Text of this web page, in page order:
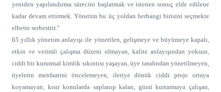
yeniden yapılandırma sürecini başlatmak ve istenen sonuç elde edilene
kadar devam ettirmek. Yönetim bu üç yoldan herhangi birisini seçmekte
elbette serbesttir.”
65 yıllık yönetim anlayışı ile yönetilen, gelişmeye ve büyümeye kapalı,
etkin ve verimli çalışma düzeni olmayan, kalite anlayışından yoksun,
ciddi bir kurumsal kimlik sıkıntısı yaşayan, üye tarafından yönetilmeyen,
üyelerin menfaatini öncelemeyen, ileriye dönük ciddi proje ortaya
koyamayan, kısır konularda saplanıp kalan, günü kurtarmaya çalışan,